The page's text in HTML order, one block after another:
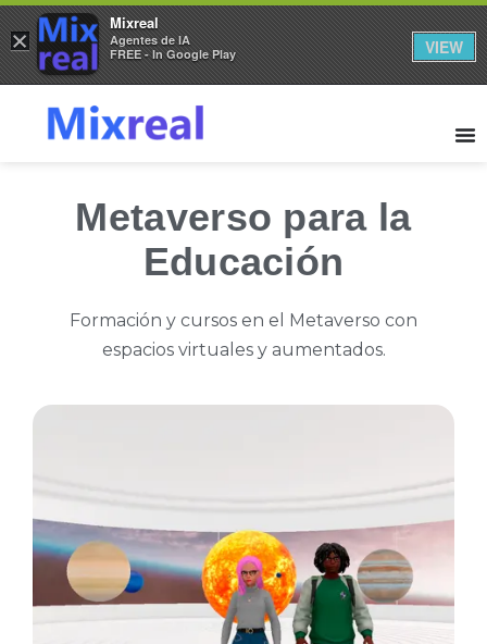
Metaverso para la
Educación
Formación y cursos en el Metaverso con
espacios virtuales y aumentados.
×
Mixreal
Agentes de IA
FREE - In Google Play
VIEW